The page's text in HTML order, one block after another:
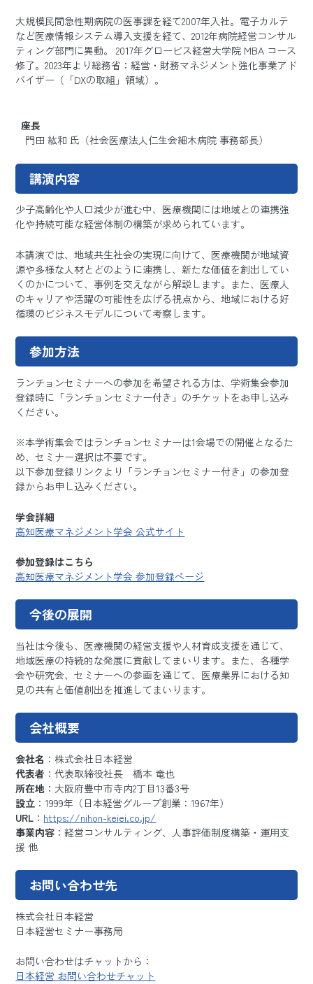
大規模民間急性期病院の医事課を経て2007年入社。電子カルテ
など医療情報システム導入支援を経て、2012年病院経営コンサル
ティング部門に異動。 2017年グロービス経営大学院 MBA コース
修了。2023年より総務省：経営・財務マネジメント強化事業アド
バイザー（「DXの取組」領域）。
座長
門田 紘和 氏（社会医療法人仁生会細木病院 事務部長）
講演内容
少子高齢化や人口減少が進む中、医療機関には地域との連携強
化や持続可能な経営体制の構築が求められています。
本講演では、地域共生社会の実現に向けて、医療機関が地域資
源や多様な人材とどのように連携し、新たな価値を創出してい
くのかについて、事例を交えながら解説します。また、医療人
のキャリアや活躍の可能性を広げる視点から、地域における好
循環のビジネスモデルについて考察します。
参加方法
ランチョンセミナーへの参加を希望される方は、学術集会参加
登録時に「ランチョンセミナー付き」のチケットをお申し込み
ください。
※本学術集会ではランチョンセミナーは1会場での開催となるた
め、セミナー選択は不要です。
以下参加登録リンクより「ランチョンセミナー付き」の参加登
録からお申し込みください。
学会詳細
高知医療マネジメント学会 公式サイト
参加登録はこちら
高知医療マネジメント学会 参加登録ページ
今後の展開
当社は今後も、医療機関の経営支援や人材育成支援を通じて、
地域医療の持続的な発展に貢献してまいります。また、各種学
会や研究会、セミナーへの参画を通じて、医療業界における知
見の共有と価値創出を推進してまいります。
会社概要
会社名 ：株式会社日本経営
代表者 ：代表取締役社長 橋本 竜也
所在地 ：大阪府豊中市寺内2丁目13番3号
設立 ：1999年（日本経営グループ創業：1967年）
URL ： https://nihon-keiei.co.jp/
事業内容 ：経営コンサルティング、人事評価制度構築・運用支
援 他
お問い合わせ先
株式会社日本経営
日本経営セミナー事務局
お問い合わせはチャットから：
日本経営 お問い合わせチャット